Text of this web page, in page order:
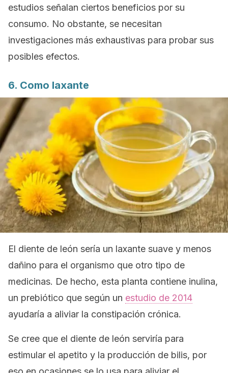
estudios señalan ciertos beneficios por su
consumo. No obstante, se necesitan
investigaciones más exhaustivas para probar sus
posibles efectos.
6. Como laxante
El diente de león sería un laxante suave y menos
dañino para el organismo que otro tipo de
medicinas. De hecho, esta planta contiene inulina,
un prebiótico que según un estudio de 2014
ayudaría a aliviar la constipación crónica.
Se cree que el diente de león serviría para
estimular el apetito y la producción de bilis, por